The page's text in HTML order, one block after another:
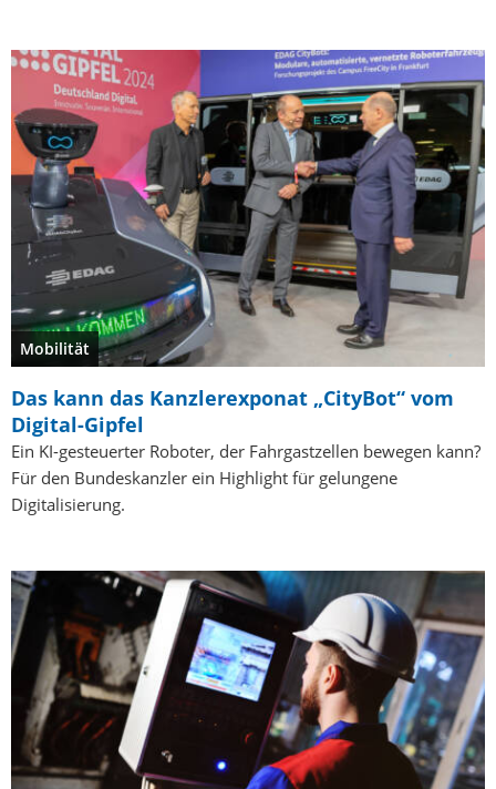
Mobilität
Das kann das Kanzlerexponat „CityBot“ vom
Digital-Gipfel
Ein KI-gesteuerter Roboter, der Fahrgastzellen bewegen kann?
Für den Bundeskanzler ein Highlight für gelungene
Digitalisierung.